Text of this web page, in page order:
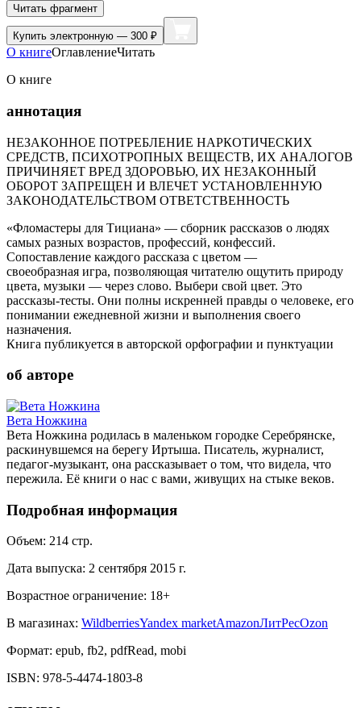
Читать фрагмент
Купить электронную — 300 ₽
О книгеОглавлениеЧитать
О книге
аннотация
НЕЗАКОННОЕ ПОТРЕБЛЕНИЕ НАРКОТИЧЕСКИХ
СРЕДСТВ, ПСИХОТРОПНЫХ ВЕЩЕСТВ, ИХ АНАЛОГОВ
ПРИЧИНЯЕТ ВРЕД ЗДОРОВЬЮ, ИХ НЕЗАКОННЫЙ
ОБОРОТ ЗАПРЕЩЕН И ВЛЕЧЕТ УСТАНОВЛЕННУЮ
ЗАКОНОДАТЕЛЬСТВОМ ОТВЕТСТВЕННОСТЬ
«Фломастеры для Тициана» — сборник рассказов о людях
самых разных возрастов, профессий, конфессий.
Сопоставление каждого рассказа с цветом —
своеобразная игра, позволяющая читателю ощутить природу
цвета, музыки — через слово. Выбери свой цвет. Это
рассказы-тесты. Они полны искренней правды о человеке, его
понимании ежедневной жизни и выполнения своего
назначения.
Книга публикуется в авторской орфографии и пунктуации
об авторе
Вета Ножкина
Вета Ножкина родилась в маленьком городке Серебрянске,
раскинувшемся на берегу Иртыша. Писатель, журналист,
педагог-музыкант, она рассказывает о том, что видела, что
пережила. Её книги о нас с вами, живущих на стыке веков.
Подробная информация
Объем: 214 стр.
Дата выпуска: 2 сентября 2015 г.
Возрастное ограничение: 18+
В магазинах: WildberriesYandex marketAmazonЛитРесOzon
Формат: epub, fb2, pdfRead, mobi
ISBN: 978-5-4474-1803-8